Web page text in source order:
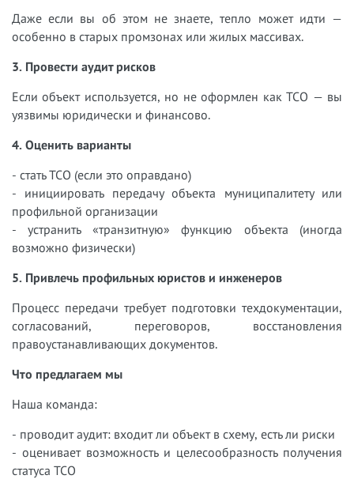
Даже если вы об этом не знаете, тепло может идти —
особенно в старых промзонах или жилых массивах.
3. Провести аудит рисков
Если объект используется, но не оформлен как ТСО — вы
уязвимы юридически и финансово.
4. Оценить варианты
- стать ТСО (если это оправдано)
- инициировать передачу объекта муниципалитету или
профильной организации
- устранить «транзитную» функцию объекта (иногда
возможно физически)
5. Привлечь профильных юристов и инженеров
Процесс передачи требует подготовки техдокументации,
согласований, переговоров, восстановления
правоустанавливающих документов.
Что предлагаем мы
Наша команда:
- проводит аудит: входит ли объект в схему, есть ли риски
- оценивает возможность и целесообразность получения
статуса ТСО